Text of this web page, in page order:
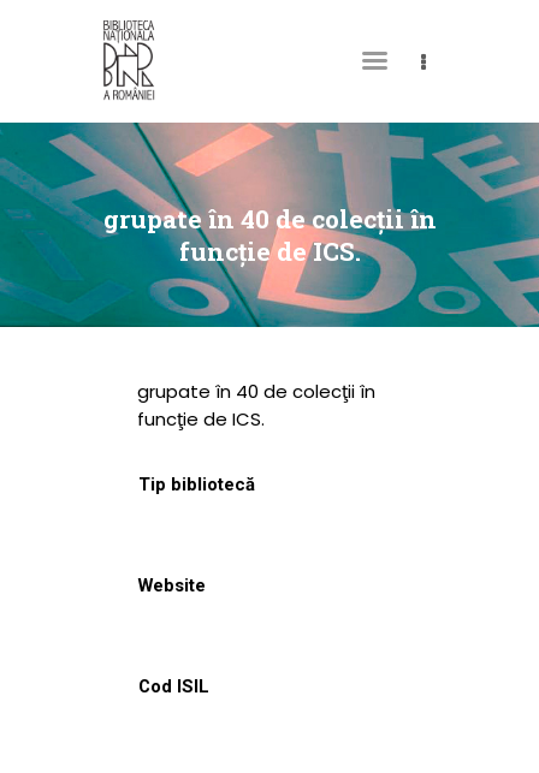
grupate în 40 de colecţii în
funcţie de ICS.
DESPRE NOI
PERMISUL MEU DE
BIBLIOTECĂ
CATALOAGE ȘI
COLECȚII
EVENIMENTE
SPAȚII
grupate în 40 de colecţii în
funcţie de ICS.
Tip bibliotecă
Website
Cod ISIL